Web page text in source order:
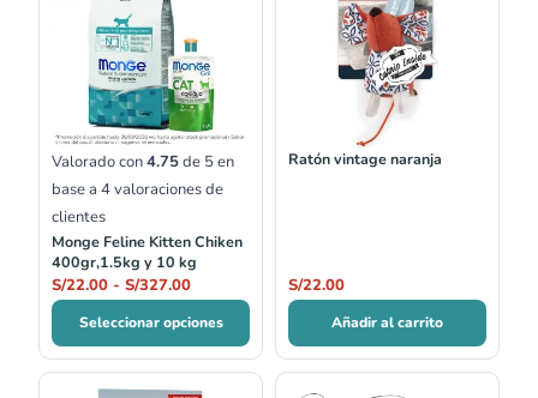
Valorado con4.75de 5 en
base a 4valoraciones de
clientes
Monge Feline Kitten Chiken
400gr,1.5kg y 10 kg
S/22.00 - S/327.00
desde
S/22.00
hasta
S/327.00
Seleccionar opciones
Ratón vintage naranja
S/22.00
Añadir al carrito